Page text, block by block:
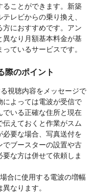
ことができます。新築
レビからの乗り換え、
におすすめです。アン
なり月額基本料金が基
ているサービスです。
際のポイント
視聴内容をメッセージで
よっては電波が受信で
いる正確な住所と現在
えておくと作業がスム
要な場合、写真送付を
ブースターの設置や古
な方は併せて依頼しま
合に使用する電波の増幅
なります。